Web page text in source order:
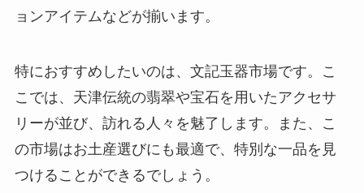
ョンアイテムなどが揃います。
特におすすめしたいのは、文記玉器市場です。こ
こでは、天津伝統の翡翠や宝石を用いたアクセサ
リーが並び、訪れる人々を魅了します。また、こ
の市場はお土産選びにも最適で、特別な一品を見
つけることができるでしょう。